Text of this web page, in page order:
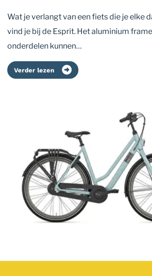
Wat je verlangt van een fiets die je elke
vind je bij de Esprit. Het aluminium
onderdelen kunnen…
Verder lezen